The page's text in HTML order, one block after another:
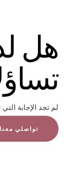
هل
لم تجد الإجابة
تواصلي معنا